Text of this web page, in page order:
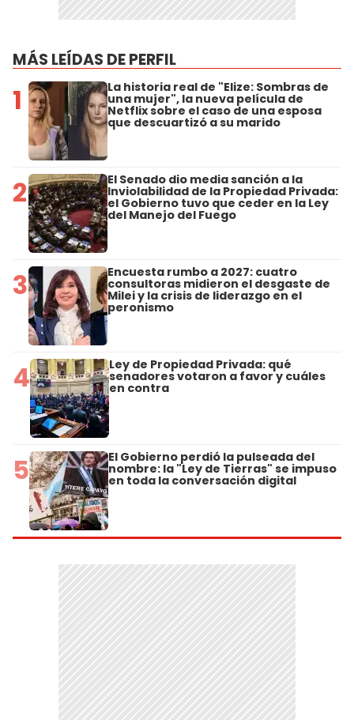
MÁS LEÍDAS DE PERFIL
1 La historia real de "Elize: Sombras de
una mujer", la nueva película de
Netflix sobre el caso de una esposa
que descuartizó a su marido
2 El Senado dio media sanción a la
Inviolabilidad de la Propiedad Privada:
el Gobierno tuvo que ceder en la Ley
del Manejo del Fuego
3 Encuesta rumbo a 2027: cuatro
consultoras midieron el desgaste de
Milei y la crisis de liderazgo en el
peronismo
4 Ley de Propiedad Privada: qué
senadores votaron a favor y cuáles
en contra
5 El Gobierno perdió la pulseada del
nombre: la "Ley de Tierras" se impuso
en toda la conversación digital